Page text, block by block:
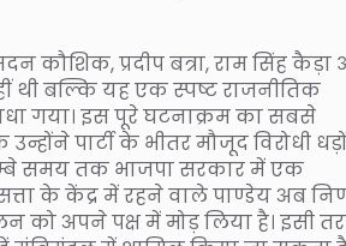
कौशिक, प्रदीप बत्रा, राम सिंह कैड़ा
थी बल्कि यह एक स्पष्ट राजनीतिक
गया। इस पूरे घटनाक्रम का सबसे
पार्टी के भीतर मौजूद विरोधी
लम्बे समय तक भाजपा सरकार में एक
के केंद्र में रहने वाले पाण्डेय अब
को अपने पक्ष में मोड़ लिया है। इसी